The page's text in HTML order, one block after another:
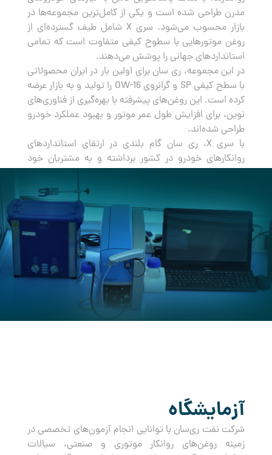
مدرن طراحی شده است و یکی از کامل‌ترین مجموعه‌ها در
بازار محسوب می‌شود. سری X شامل طیف گسترده‌ای از
روغن‌ موتورهایی با سطوح کیفی متفاوت است که تمامی
استانداردهای جهانی را پوشش می‌دهند.
در این مجموعه، ری سان برای اولین بار در ایران محصولاتی
با سطح کیفی SP و گرانروی OW-16 را تولید و به بازار عرضه
کرده است. این روغن‌های پیشرفته با بهره‌گیری از فناوری‌های
نوین، برای افزایش طول عمر موتور و بهبود عملکرد خودرو
طراحی شده‌اند.
با سری X، ری سان گام بلندی در ارتقای استانداردهای
روانکارهای خودرو در کشور برداشته و به مشتریان خود
آزمایشگاه
شرکت نفت ری‌سان با توانایی انجام آزمون‌های تخصصی در
زمینه روغن‌های روانکار موتوری و صنعتی، سیالات